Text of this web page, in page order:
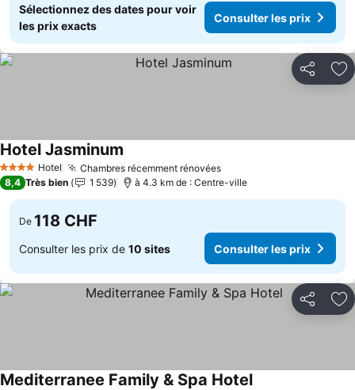
Sélectionnez des dates pour voir
les prix exacts
Consulter les prix
Partager
4 Étoiles Hotel Chambres récemment rénovées
Hotel Jasminum
8,4 Très bien 1 539 à 4.3 km de : Centre-ville
De 118 CHF
Consulter les prix de 10 sites Consulter les prix
Partager
Mediterranee Family & Spa Hotel